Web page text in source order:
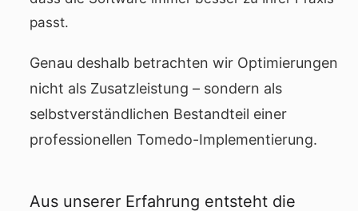
passt.
Genau deshalb betrachten wir Optimierungen
nicht als Zusatzleistung – sondern als
selbstverständlichen Bestandteil einer
professionellen Tomedo-Implementierung.
Aus unserer Erfahrung entsteht die